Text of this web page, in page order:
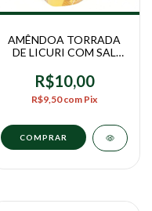
AMÊNDOA TORRADA
DE LICURI COM SAL
R$10,00
R$9,50com Pix